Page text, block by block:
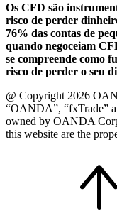
Os CFD são
risco de perder
76% das contas de
quando negoceiam
se compreende como
risco de perder o seu
@ Copyright 2026
“OANDA”, “fxTrade”
owned by OANDA
this website are the